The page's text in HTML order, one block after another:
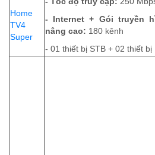
Home
TV4
Super
- Internet + Gói truyền
nâng cao: 180 kênh
- 01 thiết bị STB + 02 thiết bị